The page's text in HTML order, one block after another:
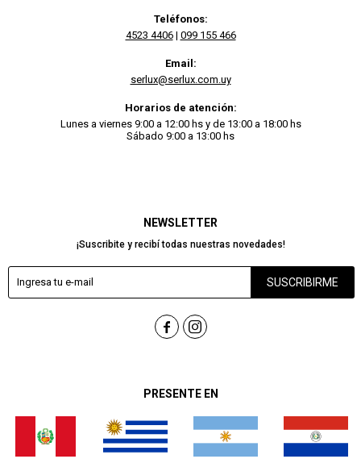
PRESENTE EN
NEWSLETTER
¡Suscribite y recibí todas nuestras novedades!
SUSCRIBIRME
 
Teléfonos:
4523 4406| 099 155 466
Email:
serlux@serlux.com.uy
Horarios de atención:
Lunes a viernes 9:00 a 12:00 hs y de 13:00 a 18:00 hs
Sábado 9:00 a 13:00 hs